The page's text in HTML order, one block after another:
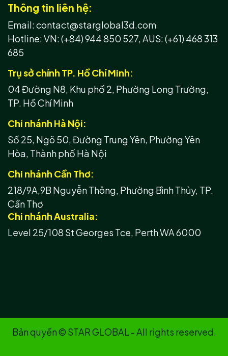
Thông tin liên hệ:
Email: contact@starglobal3d.com
Hotline:VN: (+84) 944 850 527,AUS: (+61) 468 313
685
Trụ sở chính TP. Hồ Chí Minh:
04 Đường N8, Khu phố 2, Phường Long Trường,
TP. Hồ Chí Minh
Chi nhánh Hà Nội:
Số 25, Ngõ 50, Đường Trung Yên, Phường Yên
Hòa, Thành phố Hà Nội
Chi nhánh Cần Thơ:
218/9A,9B Nguyễn Thông, Phường Bình Thủy, TP.
Cần Thơ
Chi nhánh Australia:
Level 25/108 St Georges Tce, Perth WA 6000
Bản quyền © STAR GLOBAL - All rights reserved.